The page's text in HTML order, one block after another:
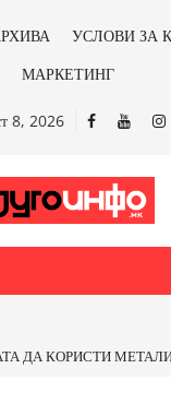
УСЛОВИ ЗА
МАРКЕТИНГ
8, 2026
на